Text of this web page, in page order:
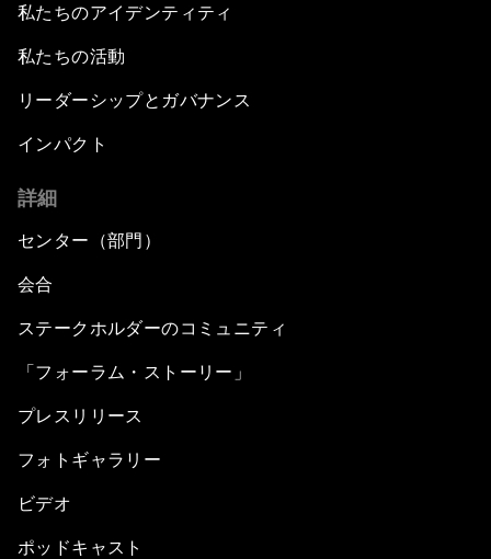
私たちのアイデンティティ
私たちの活動
リーダーシップとガバナンス
インパクト
詳細
センター（部門）
会合
ステークホルダーのコミュニティ
「フォーラム・ストーリー」
プレスリリース
フォトギャラリー
ビデオ
ポッドキャスト